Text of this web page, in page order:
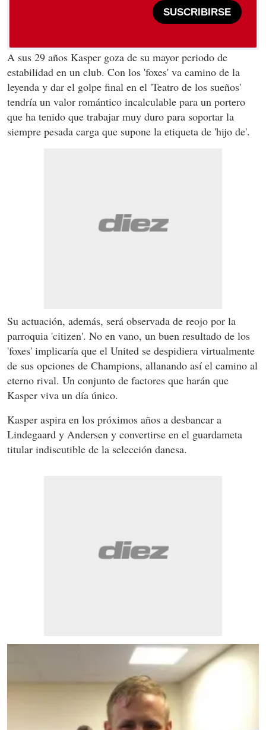
SUSCRIBIRSE
A sus 29 años Kasper goza de su mayor periodo de
estabilidad en un club. Con los 'foxes' va camino de la
leyenda y dar el golpe final en el 'Teatro de los sueños'
tendría un valor romántico incalculable para un portero
que ha tenido que trabajar muy duro para soportar la
siempre pesada carga que supone la etiqueta de 'hijo de'.
Su actuación, además, será observada de reojo por la
parroquia 'citizen'. No en vano, un buen resultado de los
'foxes' implicaría que el United se despidiera virtualmente
de sus opciones de Champions, allanando así el camino al
eterno rival. Un conjunto de factores que harán que
Kasper viva un día único.
Kasper aspira en los próximos años a desbancar a
Lindegaard y Andersen y convertirse en el guardameta
titular indiscutible de la selección danesa.